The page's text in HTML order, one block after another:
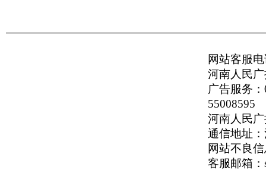
网站客服
河南人民
广告服务
55008595
河南人民
通信地址：
网站不良
客服邮箱：